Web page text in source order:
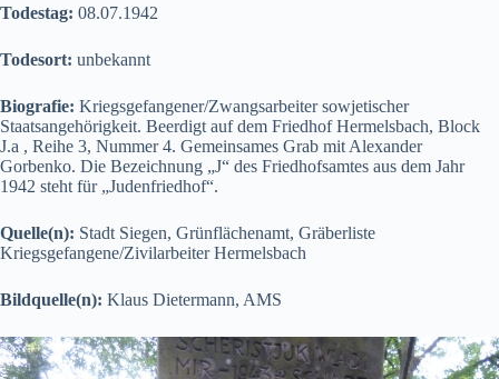
Todestag: 08.07.1942
Todesort: unbekannt
Biografie: Kriegsgefangener/Zwangsarbeiter sowjetischer
Staatsangehörigkeit. Beerdigt auf dem Friedhof Hermelsbach, Block
J.a , Reihe 3, Nummer 4. Gemeinsames Grab mit Alexander
Gorbenko. Die Bezeichnung „J“ des Friedhofsamtes aus dem Jahr
1942 steht für „Judenfriedhof“.
Quelle(n): Stadt Siegen, Grünflächenamt, Gräberliste
Kriegsgefangene/Zivilarbeiter Hermelsbach
Bildquelle(n): Klaus Dietermann, AMS